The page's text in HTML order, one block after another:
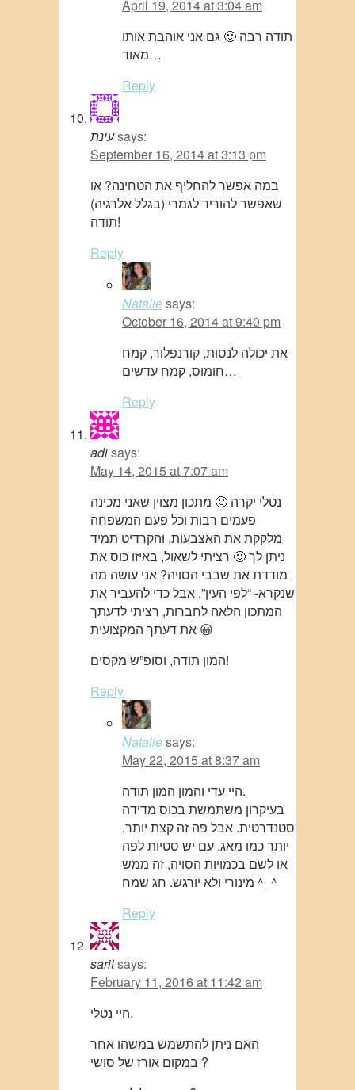
April 19, 2014 at 3:04 am
תודה רבה 🙂 גם אני אוהבת אותו
מאוד…
Reply
עינתsays:
September 16, 2014 at 3:13 pm
במה אפשר להחליף את הטחינה? או
שאפשר להוריד לגמרי (בגלל אלרגיה)
תודה!
Reply
Nataliesays:
October 16, 2014 at 9:40 pm
את יכולה לנסות, קורנפלור, קמח
חומוס, קמח עדשים…
Reply
adisays:
May 14, 2015 at 7:07 am
נטלי יקרה 🙂 מתכון מצוין שאני מכינה
פעמים רבות וכל פעם המשפחה
מלקקת את האצבעות, והקרדיט תמיד
ניתן לך 🙂 רציתי לשאול, באיזו כוס את
מודדת את שבבי הסויה? אני עושה מה
שנקרא- “לפי העין”, אבל כדי להעביר את
המתכון הלאה לחברות, רציתי לדעתך
את דעתך המקצועית 😀
המון תודה, וסופ”ש מקסים!
Reply
Nataliesays:
May 22, 2015 at 8:37 am
היי עדי והמון המון תודה.
בעיקרון משתמשת בכוס מדידה
סטנדרטית. אבל פה זה קצת יותר,
יותר כמו מאג. עם יש סטיות לפה
או לשם בכמויות הסויה, זה ממש
מינורי ולא יורגש. חג שמח ^_^
Reply
saritsays:
February 11, 2016 at 11:42 am
היי נטלי,
האם ניתן להתשמש במשהו אחר
במקום אורז של סושי ?